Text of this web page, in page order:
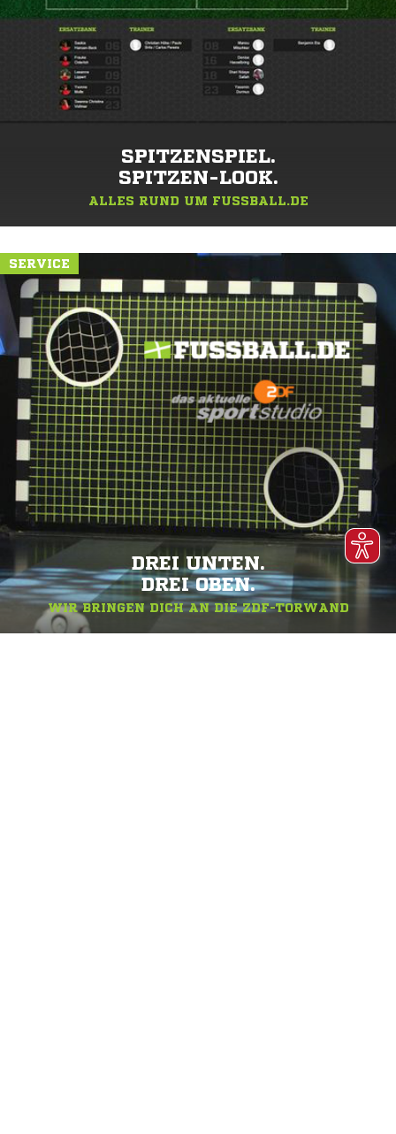
SPITZENSPIEL.
SPITZEN-LOOK.
ALLES RUND UM FUSSBALL.DE
SERVICE
DREI UNTEN.
DREI OBEN.
WIR BRINGEN DICH AN DIE ZDF-TORWAND